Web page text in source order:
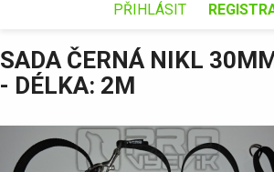
PŘIHLÁSIT
SADA ČERNÁ NIKL
- DÉLKA: 2M